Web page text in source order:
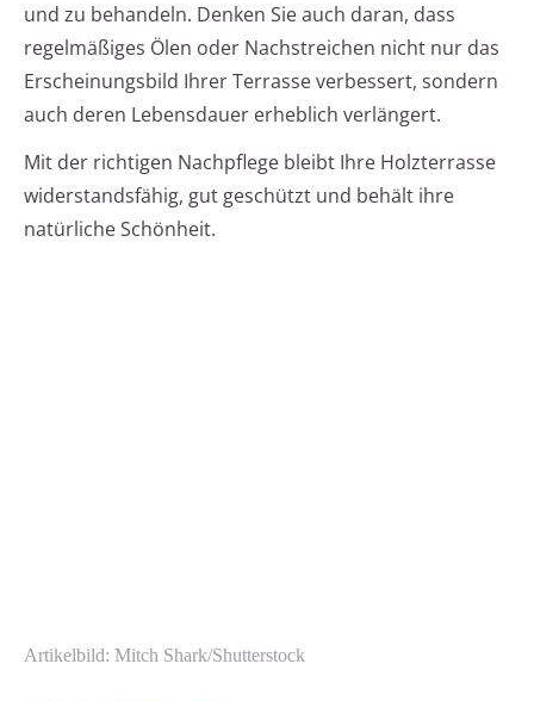
und zu behandeln. Denken Sie auch daran, dass
regelmäßiges Ölen oder Nachstreichen nicht nur das
Erscheinungsbild Ihrer Terrasse verbessert, sondern
auch deren Lebensdauer erheblich verlängert.
Mit der richtigen Nachpflege bleibt Ihre Holzterrasse
widerstandsfähig, gut geschützt und behält ihre
natürliche Schönheit.
Artikelbild: Mitch Shark/Shutterstock